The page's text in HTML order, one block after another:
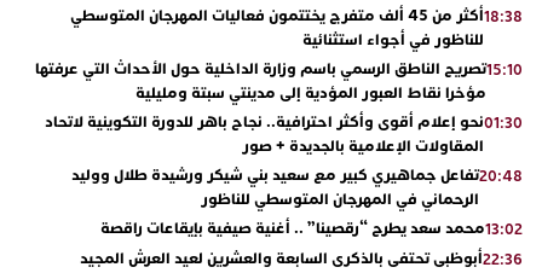
18:38
أكثر من 45 ألف متفرج يختتمون فعاليات المهرجان المتوسطي
للناظور في أجواء استثنائية
15:10تصريح الناطق الرسمي باسم وزارة الداخلية حول الأحداث التي عرفتها
مؤخرا نقاط العبور المؤدية إلى مدينتي سبتة ومليلية
01:30نحو إعلام أقوى وأكثر احترافية.. نجاح باهر للدورة التكوينية لاتحاد
المقاولات الإعلامية بالجديدة + صور
20:48تفاعل جماهيري كبير مع سعيد بني شيكر ورشيدة طلال ووليد
الرحماني في المهرجان المتوسطي للناظور
13:02محمد سعد يطرح “رقصينا” .. أغنية صيفية بإيقاعات راقصة
22:36أبوظبي تحتفي بالذكرى السابعة والعشرين لعيد العرش المجيد